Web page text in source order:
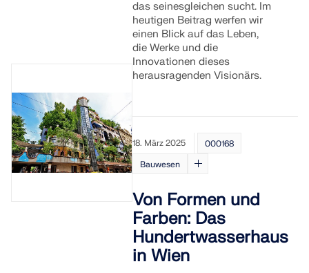
das seinesgleichen sucht. Im
heutigen Beitrag werfen wir
einen Blick auf das Leben,
die Werke und die
Innovationen dieses
herausragenden Visionärs.
18. März 2025
000168
Bauwesen
Von Formen und
Farben: Das
Hundertwasserhaus
in Wien